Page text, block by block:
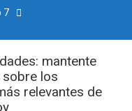
7
mantente
los
relevantes de